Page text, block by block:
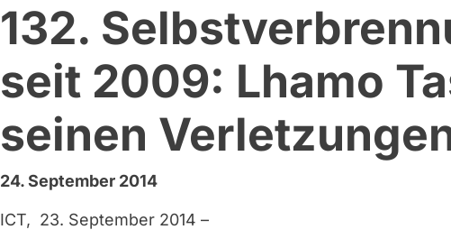
132.
seit 2009: Lhamo
seinen
24. September 2014
ICT, 23. September 2014 –